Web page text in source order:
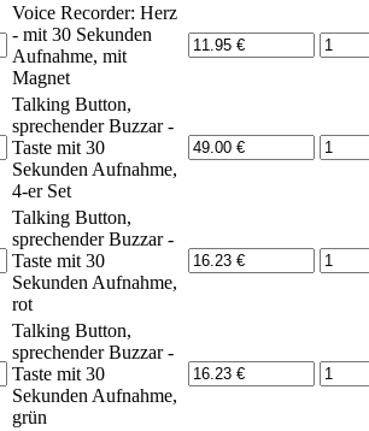
Voice Recorder: Herz
- mit 30 Sekunden
Aufnahme, mit
Magnet
Talking Button,
sprechender Buzzar -
Taste mit 30
Sekunden Aufnahme,
4-er Set
Talking Button,
sprechender Buzzar -
Taste mit 30
Sekunden Aufnahme,
rot
Talking Button,
sprechender Buzzar -
Taste mit 30
Sekunden Aufnahme,
grün